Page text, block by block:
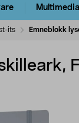
Multimedia
its Emneblokk